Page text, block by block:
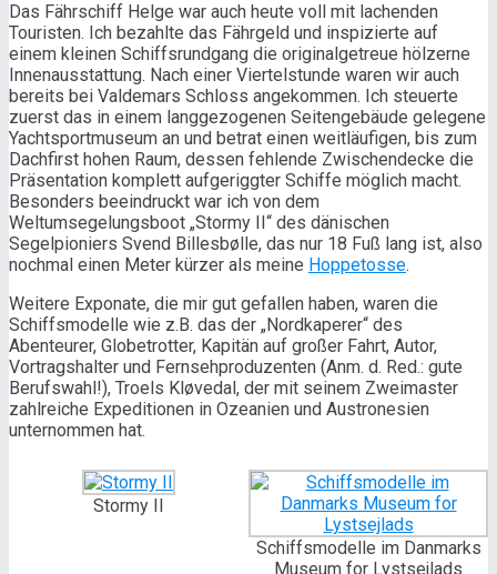
Das Fährschiff Helge war auch heute voll mit lachenden
Touristen. Ich bezahlte das Fährgeld und inspizierte auf
einem kleinen Schiffsrundgang die originalgetreue hölzerne
Innenausstattung. Nach einer Viertelstunde waren wir auch
bereits bei Valdemars Schloss angekommen. Ich steuerte
zuerst das in einem langgezogenen Seitengebäude gelegene
Yachtsportmuseum an und betrat einen weitläufigen, bis zum
Dachfirst hohen Raum, dessen fehlende Zwischendecke die
Präsentation komplett aufgeriggter Schiffe möglich macht.
Besonders beeindruckt war ich von dem
Weltumsegelungsboot „Stormy II“ des dänischen
Segelpioniers Svend Billesbølle, das nur 18 Fuß lang ist, also
nochmal einen Meter kürzer als meine Hoppetosse.
Weitere Exponate, die mir gut gefallen haben, waren die
Schiffsmodelle wie z.B. das der „Nordkaperer“ des
Abenteurer, Globetrotter, Kapitän auf großer Fahrt, Autor,
Vortragshalter und Fernsehproduzenten (Anm. d. Red.: gute
Berufswahl!), Troels Kløvedal, der mit seinem Zweimaster
zahlreiche Expeditionen in Ozeanien und Austronesien
unternommen hat.
Stormy II
Schiffsmodelle im Danmarks
Museum for Lystsejlads